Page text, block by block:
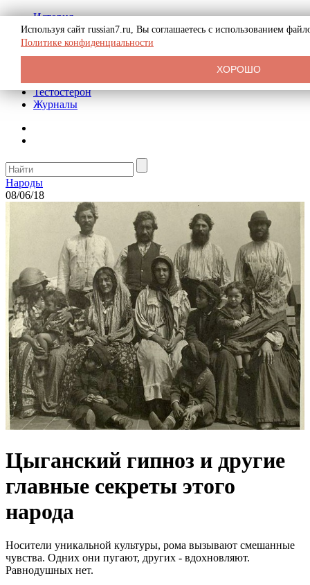
История
Биография
Криминал
Реклама на сайте
Тестостерон
Журналы
Народы
08/06/18
Цыганский гипноз и другие
главные секреты этого
народа
Носители уникальной культуры, рома вызывают смешанные
чувства. Одних они пугают, других - вдохновляют.
Равнодушных нет.
Используя сайт russian7.ru, Вы соглашаетесь с использованием
Политике конфиденциальности
ХОРОШО